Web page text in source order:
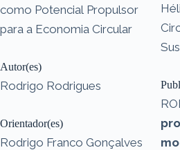
como Potencial Propulsor
para a Economia Circular
Autor(es)
Rodrigo Rodrigues
Orientador(es)
Rodrigo Franco Gonçalves